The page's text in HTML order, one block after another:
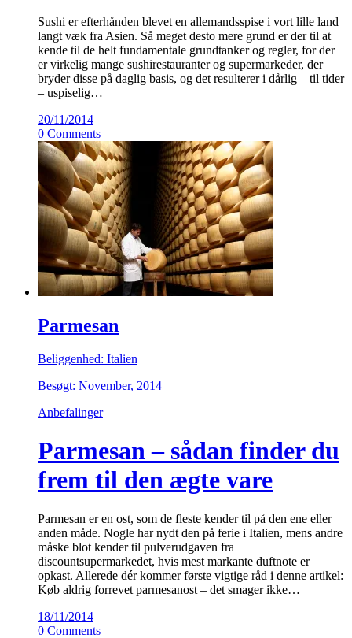
Sushi er efterhånden blevet en allemandsspise i vort lille land
langt væk fra Asien. Så meget desto mere grund er der til at
kende til de helt fundamentale grundtanker og regler, for der
er virkelig mange sushirestauranter og supermarkeder, der
bryder disse på daglig basis, og det resulterer i dårlig – til tider
– uspiselig…
20/11/2014
0 Comments
Parmesan
Beliggenhed: Italien
Besøgt: November, 2014
Anbefalinger
Parmesan – sådan finder du
frem til den ægte vare
Parmesan er en ost, som de fleste kender til på den ene eller
anden måde. Nogle har nydt den på ferie i Italien, mens andre
måske blot kender til pulverudgaven fra
discountsupermarkedet, hvis mest markante duftnote er
opkast. Allerede dér kommer første vigtige råd i denne artikel:
Køb aldrig forrevet parmesanost – det smager ikke…
18/11/2014
0 Comments